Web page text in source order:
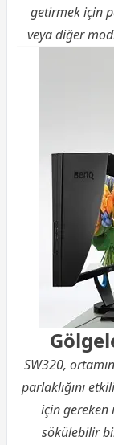
getirmek için
veya diğer
SW320,
parlaklığını
için
sökülebilir